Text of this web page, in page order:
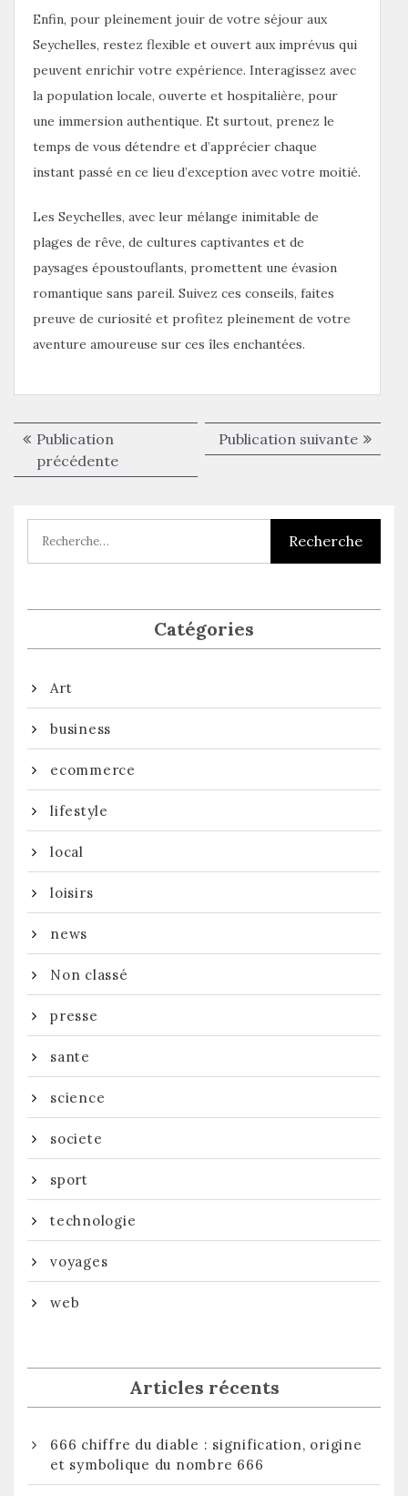
Enfin, pour pleinement jouir de votre séjour aux
Seychelles, restez flexible et ouvert aux imprévus qui
peuvent enrichir votre expérience. Interagissez avec
la population locale, ouverte et hospitalière, pour
une immersion authentique. Et surtout, prenez le
temps de vous détendre et d’apprécier chaque
instant passé en ce lieu d’exception avec votre moitié.
Les Seychelles, avec leur mélange inimitable de
plages de rêve, de cultures captivantes et de
paysages époustouflants, promettent une évasion
romantique sans pareil. Suivez ces conseils, faites
preuve de curiosité et profitez pleinement de votre
aventure amoureuse sur ces îles enchantées.
Navigation
de
Publication
précédentePublication
précédente :
Publication suivante
Catégories
Art
business
ecommerce
lifestyle
local
loisirs
news
Non classé
presse
sante
science
societe
sport
technologie
voyages
web
Articles récents
666 chiffre du diable : signification, origine
et symbolique du nombre 666